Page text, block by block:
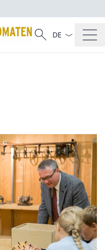
Suche
Suche
Sprach